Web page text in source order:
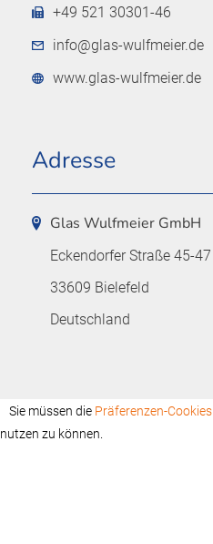
Sie müssen die Präferenzen-Cookies
nutzen zu können.
+49 521 30301-46
info@glas-wulfmeier.de
www.glas-wulfmeier.de
Adresse
Glas Wulfmeier GmbH
Eckendorfer Straße 45-47
33609 Bielefeld
Deutschland